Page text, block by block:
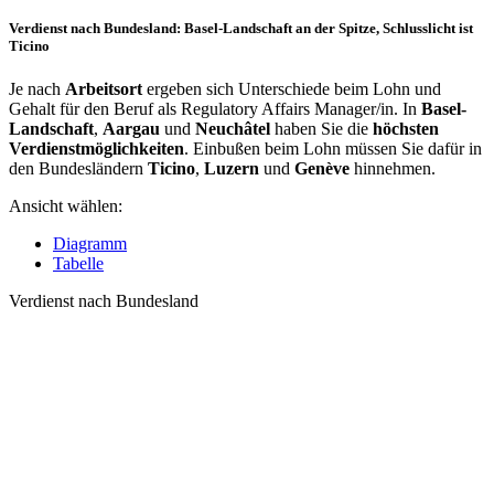
Verdienst nach Bundesland: Basel-Landschaft an der Spitze, Schlusslicht ist
Ticino
Je nach Arbeitsort ergeben sich Unterschiede beim Lohn und
Gehalt für den Beruf als Regulatory Affairs Manager/in. In Basel-
Landschaft, Aargau und Neuchâtel haben Sie die höchsten
Verdienstmöglichkeiten. Einbußen beim Lohn müssen Sie dafür in
den Bundesländern Ticino, Luzern und Genève hinnehmen.
Ansicht wählen:
Diagramm
Tabelle
Verdienst nach Bundesland